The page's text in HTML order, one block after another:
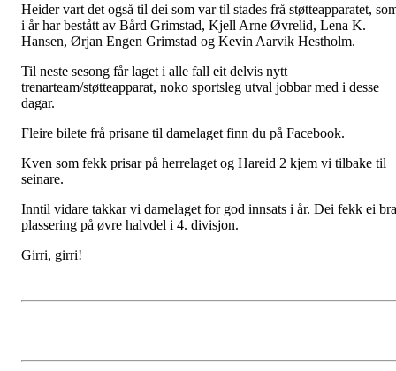
Heider vart det også til dei som var til stades frå støtteapparatet,
i år har bestått av Bård Grimstad, Kjell Arne Øvrelid, Lena K.
Hansen, Ørjan Engen Grimstad og Kevin Aarvik Hestholm.
Til neste sesong får laget i alle fall eit delvis nytt
trenarteam/støtteapparat, noko sportsleg utval jobbar med i desse
dagar.
Fleire bilete frå prisane til damelaget finn du på Facebook.
Kven som fekk prisar på herrelaget og Hareid 2 kjem vi tilbake til
seinare.
Inntil vidare takkar vi damelaget for god innsats i år. Dei fekk ei bra
plassering på øvre halvdel i 4. divisjon.
Girri, girri!